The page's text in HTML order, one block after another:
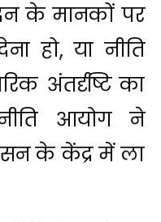
के मानकों पर
हो, या नीति
अंतर्दृष्टि का
आयोग ने
के केंद्र में ला